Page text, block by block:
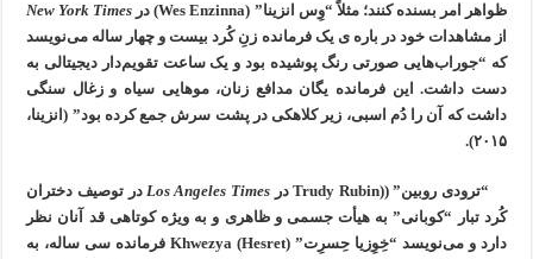
ظواهر امر بسنده کنند؛ مثلاً “وِس انزینا” (Wes Enzinna) در
New York Times
از مشاهدات خود در باره ی یک فرمانده زنِ کُرد بیست و چهار ساله می‌نویسد
که “جوراب‌هایی صورتی رنگ پوشیده بود و یک ساعت تقویم‌دار دیجیتالی به
دست داشت. این فرمانده یگان مدافع زنان، موهایی سیاه و زغال سنگی
داشت که آن را دُم اسبی، زیر کلاهکی در پشت سرش جمع کرده بود” (انزینا،
۲۰۱۵).
“ترودی روبین” ((Trudy Rubin در Los Angeles Times در توصیف دختران
کُرد تبار “کوبانی” به هیأت جسمی و ظاهری و به ویژه کوتاهی قد آنان نظر
دارد و می‌نویسد “خِوِزیا حِسرِت” (Khwezya (Hesret فرمانده سی ساله، به